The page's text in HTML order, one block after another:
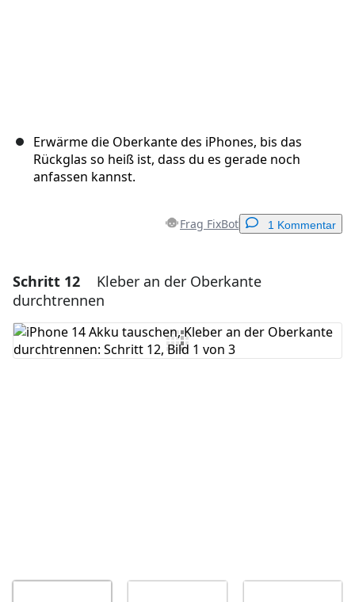
Erwärme die Oberkante des iPhones, bis das
Rückglas so heiß ist, dass du es gerade noch
anfassen kannst.
Frag FixBot 1 Kommentar
Einen Kommentar hinzufügen
Kommentar hinzufügen
Schritt 12
Kleber an der Oberkante
durchtrennen